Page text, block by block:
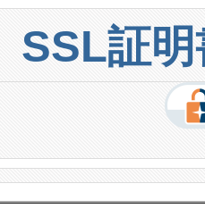
SSL証